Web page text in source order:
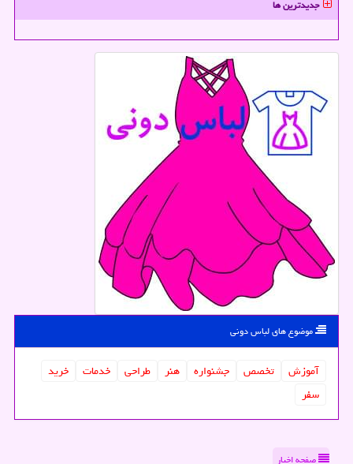
جدیدترین ها
موضوع های لباس دونی
آموزش تخصص جشنواره هنر طراحی خدمات
خرید
سفر
صفحه اخبار